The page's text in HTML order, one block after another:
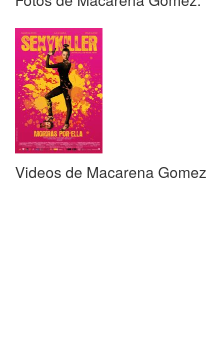
Videos de Macarena Gomez